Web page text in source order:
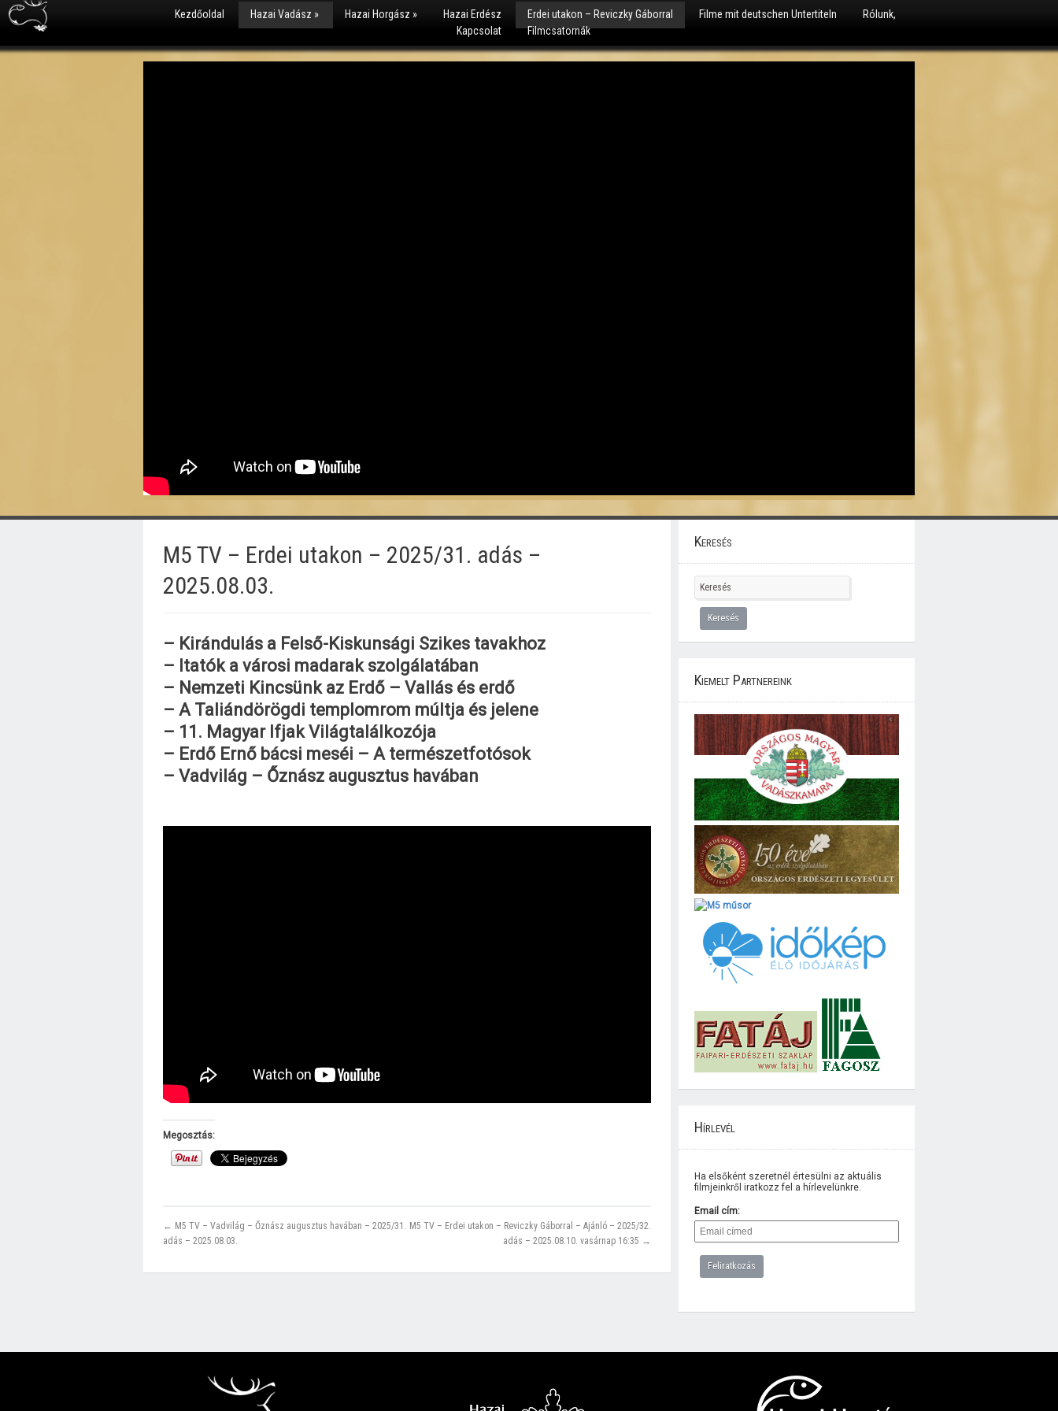
Kezdőoldal Hazai Vadász » Hazai Horgász » Hazai Erdész Erdei utakon – Reviczky Gáborral Filme mit deutschen Untertiteln
Rólunk,
Kapcsolat
Filmcsatornák
M5 TV – Erdei utakon – 2025/31. adás –
2025.08.03.
– Kirándulás a Felső-Kiskunsági Szikes tavakhoz
– Itatók a városi madarak szolgálatában
– Nemzeti Kincsünk az Erdő – Vallás és erdő
– A Taliándörögdi templomrom múltja és jelene
– 11. Magyar Ifjak Világtalálkozója
– Erdő Ernő bácsi meséi – A természetfotósok
– Vadvilág – Őznász augusztus havában
Megosztás:
← M5 TV – Vadvilág – Őznász augusztus havában – 2025/31.
adás – 2025.08.03.
M5 TV – Erdei utakon – Reviczky Gáborral – Ajánló – 2025/32.
adás – 2025.08.10. vasárnap 16:35 →
Keresés
Kiemelt Partnereink
Hírlevél
Ha elsőként szeretnél értesülni az aktuális
filmjeinkről iratkozz fel a hírlevelünkre.
Email cím: